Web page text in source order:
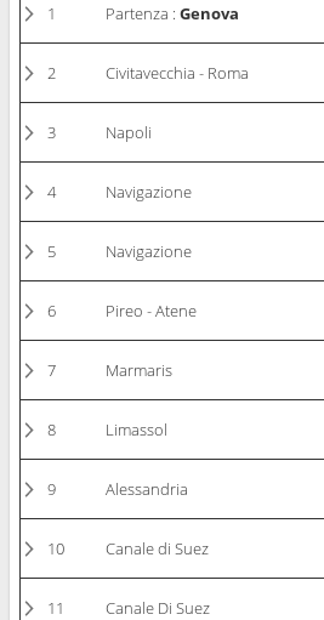
1 Partenza :Genova
2 Civitavecchia - Roma
3 Napoli
4 Navigazione
5 Navigazione
6 Pireo - Atene
7 Marmaris
8 Limassol
9 Alessandria
10 Canale di Suez
11 Canale Di Suez